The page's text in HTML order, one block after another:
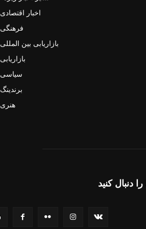
اخبار اقتصادی
فرهنگی
بازاریابی بین المللی
بازاریابی
سیاسی
برندینگ
هنری
را دنبال کنید